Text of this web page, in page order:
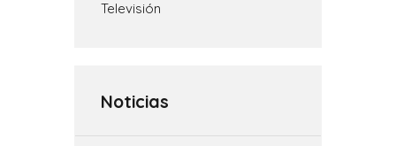
Televisión
Noticias